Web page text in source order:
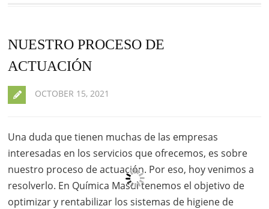
NUESTRO PROCESO DE
ACTUACIÓN
OCTOBER 15, 2021
Una duda que tienen muchas de las empresas
interesadas en los servicios que ofrecemos, es sobre
nuestro proceso de actuación. Por eso, hoy venimos a
resolverlo. En Química Masul tenemos el objetivo de
optimizar y rentabilizar los sistemas de higiene de